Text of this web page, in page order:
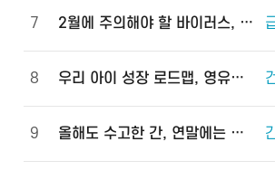
7 2월에 주의해야 할 바이러스, 이렇게 예방하세요!
8 우리 아이 성장 로드맵, 영유아 건강검진으로 완성하세요!
9 올해도 수고한 간, 연말에는 쉬게 해 주세요!